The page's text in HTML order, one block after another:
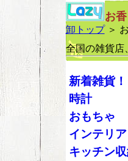
お
卸トップ＞
全国の雑貨店
新着雑貨！
時計
おもちゃ
インテリア
キッチン